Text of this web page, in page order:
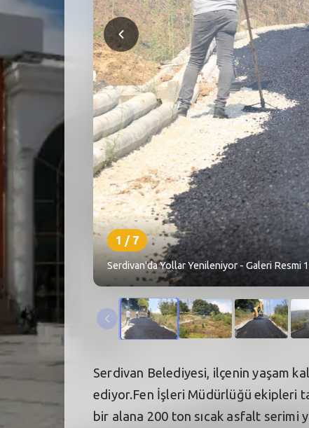
1 / 7
Serdivan'da Yollar Yenileniyor - Galeri Resmi 1
Serdivan Belediyesi, ilçenin yaşam
ediyor.Fen İşleri Müdürlüğü ekipleri
bir alana 200 ton sıcak asfalt serimi